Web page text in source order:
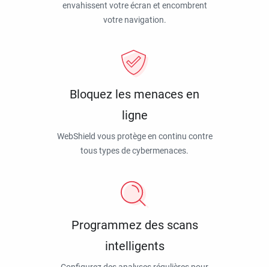
envahissent votre écran et encombrent
votre navigation.
Bloquez les menaces en
ligne
WebShield vous protège en continu contre
tous types de cybermenaces.
Programmez des scans
intelligents